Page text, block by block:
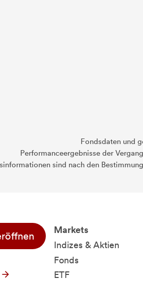
Fondsdaten und
Performanceergebnisse der
sind nach den
Markets
Indizes & Aktien
Fonds
ETF